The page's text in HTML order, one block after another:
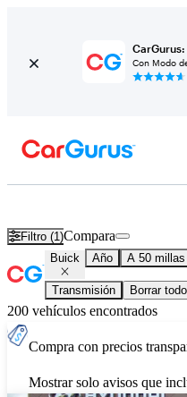
Con Modo
Filtro (1)Compara
Buick Año A 50
Transmisión Borrar todo
200 vehículos encontrados
Compra con precios
Mostrar solo avisos que